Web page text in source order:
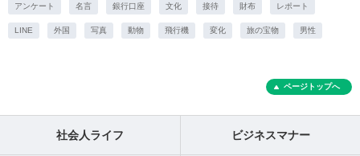
アンケート 名言 銀行口座 文化 接待 財布 レポート
LINE 外国 写真 動物 飛行機 変化 旅の宝物 男性
ページトップへ
社会人ライフ ビジネスマナー